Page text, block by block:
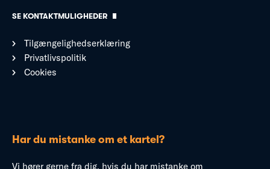
SE KONTAKTMULIGHEDER
Tilgængelighedserklæring
Privatlivspolitik
Cookies
Har du mistanke om et kartel?
Vi hører gerne fra dig, hvis du har mistanke om